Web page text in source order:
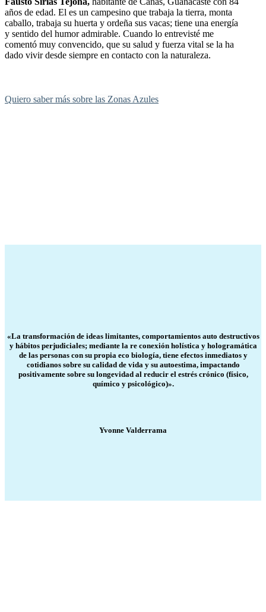
años de edad. El es un campesino que trabaja la tierra, monta
caballo, trabaja su huerta y ordeña sus vacas; tiene una energía
y sentido del humor admirable. Cuando lo entrevisté me
comentó muy convencido, que su salud y fuerza vital se la ha
dado vivir desde siempre en contacto con la naturaleza.
Quiero saber más sobre las Zonas Azules
«La transformación de ideas limitantes, comportamientos auto destructivos
y hábitos perjudiciales; mediante la re conexión holística y hologramática
de las personas con su propia eco biología, tiene efectos inmediatos y
cotidianos sobre su calidad de vida y su autoestima, impactando
positivamente sobre su longevidad al reducir el estrés crónico (físico,
químico y psicológico)».
Yvonne Valderrama